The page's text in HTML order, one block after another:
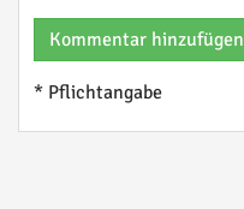
Kommentar hinzufügen
* Pflichtangabe